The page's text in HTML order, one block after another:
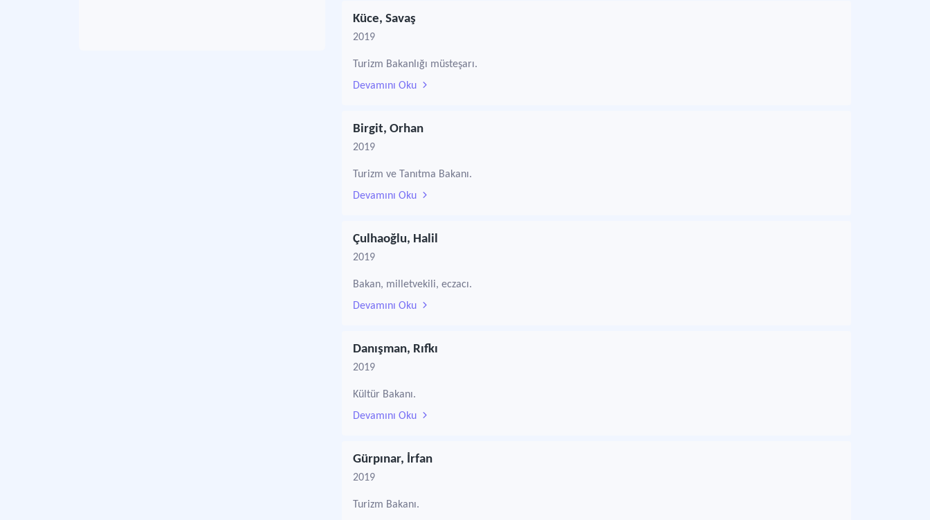
Küce, Savaş
2019
Turizm Bakanlığı müsteşarı.
Devamını Oku
Birgit, Orhan
2019
Turizm ve Tanıtma Bakanı.
Devamını Oku
Çulhaoğlu, Halil
2019
Bakan, milletvekili, eczacı.
Devamını Oku
Danışman, Rıfkı
2019
Kültür Bakanı.
Devamını Oku
Gürpınar, İrfan
2019
Turizm Bakanı.